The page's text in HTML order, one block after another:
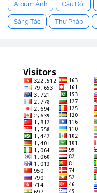
Album Ảnh Câu Đối
Sáng Tác Thư Pháp